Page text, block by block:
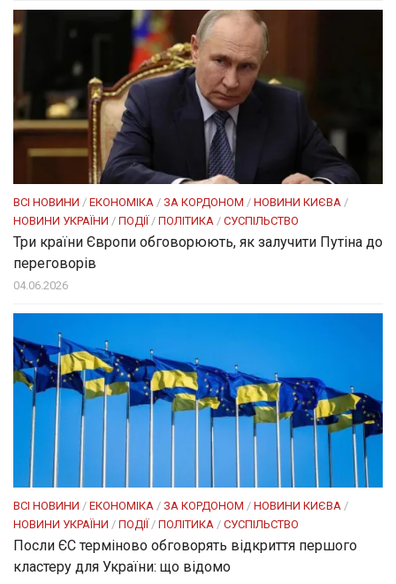
ВСІ НОВИНИ / ЕКОНОМІКА / ЗА КОРДОНОМ / НОВИНИ КИЄВА /
НОВИНИ УКРАЇНИ / ПОДІЇ / ПОЛІТИКА / СУСПІЛЬСТВО
Три країни Європи обговорюють, як залучити Путіна до
переговорів
04.06.2026
ВСІ НОВИНИ / ЕКОНОМІКА / ЗА КОРДОНОМ / НОВИНИ КИЄВА /
НОВИНИ УКРАЇНИ / ПОДІЇ / ПОЛІТИКА / СУСПІЛЬСТВО
Посли ЄC терміново обговорять відкриття першого
кластеру для України: що відомо